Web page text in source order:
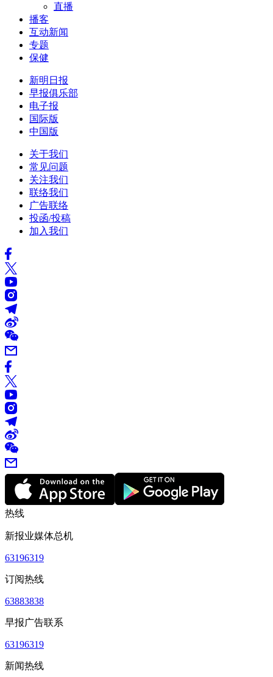
直播
播客
互动新闻
专题
保健
新明日报
早报俱乐部
电子报
国际版
中国版
关于我们
常见问题
关注我们
联络我们
广告联络
投函/投稿
加入我们
热线
新报业媒体总机
63196319
订阅热线
63883838
早报广告联系
63196319
新闻热线